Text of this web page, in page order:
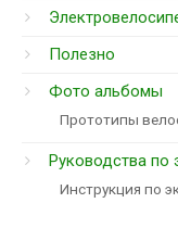
Полезно
Фото альбомы
Прототипы
Руководства по
Инструкция по